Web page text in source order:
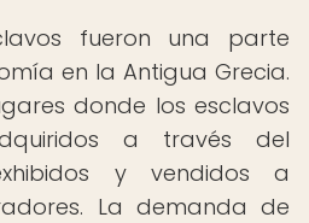
fueron una parte
en la Antigua Grecia.
donde los esclavos
a través del
y vendidos a
La demanda de